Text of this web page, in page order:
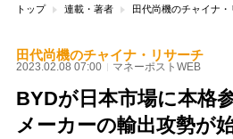
トップ 連載・著者 田代尚機のチャイナ・
田代尚機のチャイナ・リサーチ
2023.02.08 07:00 マネーポストWEB
BYDが日本市場に本格
メーカーの輸出攻勢が